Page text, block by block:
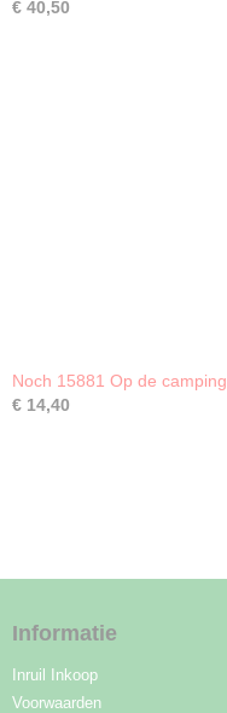
€ 40,50
Noch 15881 Op de camping
€ 14,40
Informatie
Inruil Inkoop
Voorwaarden